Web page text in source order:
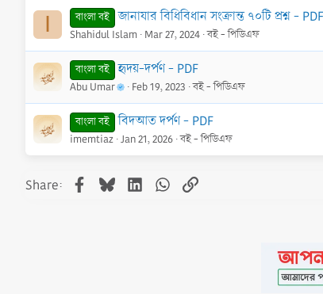
I বাংলা বই জানাযার বিধিবিধান সংক্রান্ত ৭০টি প্রশ্ন - PDF
Shahidul Islam Mar 27, 2024 বই - পিডিএফ
বাংলা বই হৃদয়-দর্পণ - PDF
Abu Umar Feb 19, 2023 বই - পিডিএফ
বাংলা বই বিদআত দর্পণ - PDF
imemtiaz Jan 21, 2026 বই - পিডিএফ
Share: Facebook
BlueskyLinkedInWhatsApp
Link